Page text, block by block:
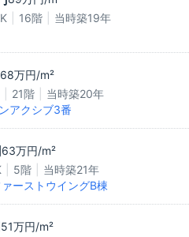
16階 当時築19年
68万円/m²
21階 当時築20年
アクシブ3番
63万円/m²
5階 当時築21年
ーストウイングB棟
51万円/m²